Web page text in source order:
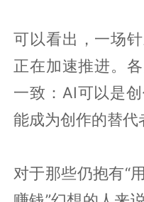
可以看出，一场
正在加速推进。
一致：AI可以是
能成为创作的替代
对于那些仍抱有“